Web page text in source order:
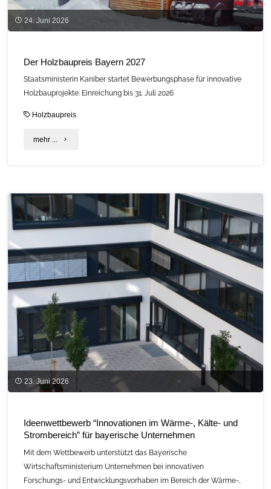
24. Juni 2026
Der Holzbaupreis Bayern 2027
Staatsministerin Kaniber startet Bewerbungsphase für innovative
Holzbauprojekte: Einreichung bis 31. Juli 2026
Holzbaupreis
mehr ... "Der
2027"
23. Juni 2026
Ideenwettbewerb “Innovationen im Wärme-, Kälte- und
Strombereich” für bayerische Unternehmen
Mit dem Wettbewerb unterstützt das Bayerische
Wirtschaftsministerium Unternehmen bei innovativen
Forschungs- und Entwicklungsvorhaben im Bereich der Wärme-,